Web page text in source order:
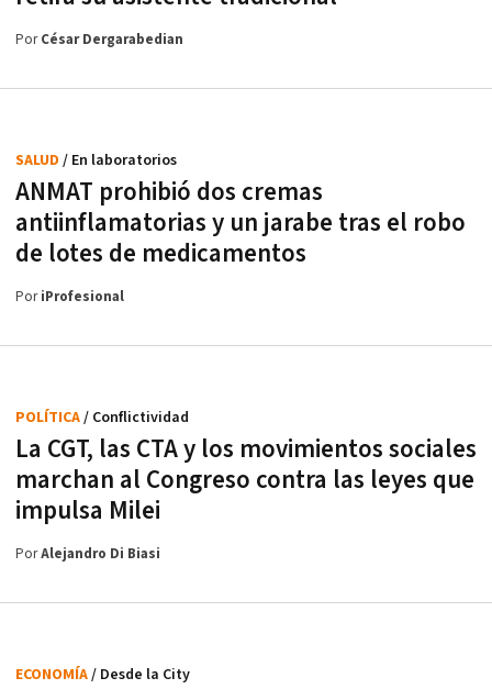
PorCésar Dergarabedian
ANMAT prohibió dos cremas
antiinflamatorias y un jarabe tras el robo
de lotes de medicamentos
SALUD / En laboratorios
PoriProfesional
La CGT, las CTA y los movimientos sociales
marchan al Congreso contra las leyes que
impulsa Milei
POLÍTICA/ Conflictividad
PorAlejandro Di Biasi
ECONOMÍA/ Desde la City